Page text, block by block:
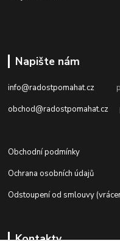
Napište nám
info@radostpomahat.cz pro
obchod@radostpomahat.cz
Obchodní podmínky
Ochrana osobních údajů
Odstoupení od smlouvy